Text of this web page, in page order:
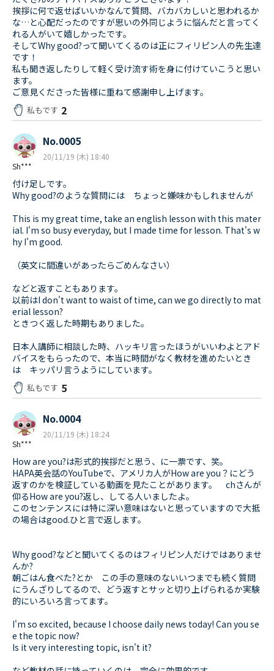
挨拶に何で返せばいいかなんて質問、バカバカしいと思われるか
な…と心配だったのですが思いの外同じように悩んだと言ってく
れる人がいて嬉しかったです。
そしてWhy good?って聞いてくるのは正にフィリピン人の先生達
です！
私も聞き返したりして軽く受け流す術を身に付けていこうと思い
ます。
ご意見くださった皆様に重ねて感謝申し上げます。
私もです 2
Sh***
No.0005
20/11/19 (木) 18:40
付け足しです。
Why good?のような質問には ちょっと嫌味かもしれませんが
This is my great time, take an english lesson with this mater
ial. I'm so busy everyday, but I made time for lesson. That's w
hy I'm good.
（英文に間違いがあったらごめんなさい）
などと返すこともあります。
以前はI don't want to waist of time, can we go directly to mat
erial lesson?
ときつく返した時期もありました。
日本人講師に相談した時、ハッキリ言ったほうがいいわよとアド
バイスをもらったので、本当に時間がなく教材を進めたいとき
は キッパリ言うようにしています。
私もです 5
Sh***
No.0004
20/11/19 (木) 18:24
How are you?は形式的挨拶だと思う、に一票です、笑。
HAPA英会話のYouTubeで、アメリカ人がHow are you？にどう
返すのかを検証している動画を見たことがあります。 chさんが
仰るHow are you?返し、してる人いましたよ。
このセンテンスには特に深い意味はないと思っていますので大抵
の場合はgood.ひと言で返します。
Why good?などと聞いてくるのはフィリピン人だけではありませ
んか?
朝ごはん食べた?とか この手の意味のないいつまでも続く質問
にうんざりしてるので、どう返すとサッと切り上げられるか実験
的にいろいろ言ってます。
I'm so excited, because I choose daily news today! Can you se
e the topic now?
Is it very interesting topic, isn't it?